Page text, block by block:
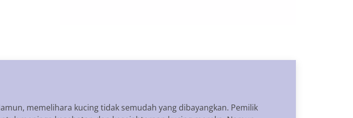
memelihara kucing tidak semudah yang dibayangkan. Pemilik